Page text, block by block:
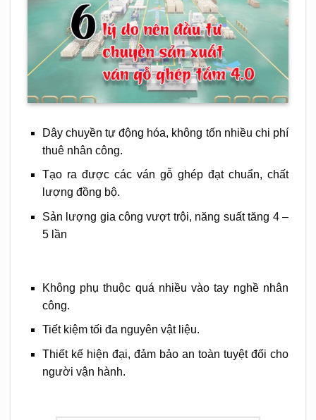
Dây chuyền tự động hóa, không tốn nhiều chi phí
thuê nhân công.
Tạo ra được các ván gỗ ghép đạt chuẩn, chất
lượng đồng bộ.
Sản lượng gia công vượt trội, năng suất tăng 4 –
5 lần
Không phụ thuộc quá nhiều vào tay nghề nhân
công.
Tiết kiệm tối đa nguyên vật liệu.
Thiết kế hiện đại, đảm bảo an toàn tuyệt đối cho
người vận hành.